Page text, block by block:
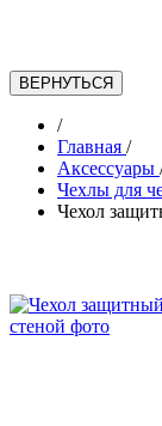
/
Главная /
Аксессуары
Чехлы для
Чехол